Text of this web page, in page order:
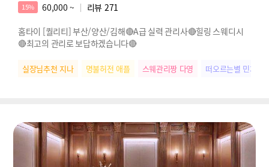
15% 60,000 ~ 리뷰 271
홈타이 [퀄리티] 부산/양산/김해🔴A급 실력 관리사🔴힐링 스웨디시
🔴최고의 관리로 보답하겠습니다🔴
실장님추천 지나 명불허전 애플 스웨관리짱 다영 떠오르는별 민지